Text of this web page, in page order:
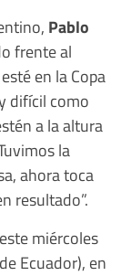
Pablo
frente al
en la Copa
difícil como
a la altura
la
ahora toca
resultado”.
miércoles
Ecuador), en